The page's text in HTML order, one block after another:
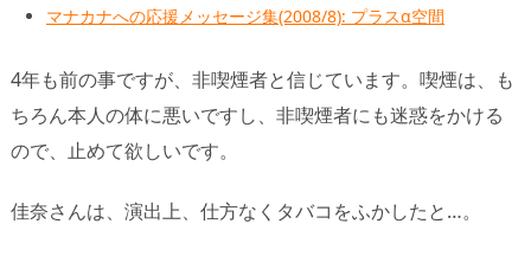
マナカナへの応援メッセージ集(2008/8): プラスα空間
4年も前の事ですが、非喫煙者と信じています。喫煙は、も
ちろん本人の体に悪いですし、非喫煙者にも迷惑をかける
ので、止めて欲しいです。
佳奈さんは、演出上、仕方なくタバコをふかしたと…。